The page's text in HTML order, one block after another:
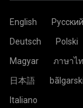
English Русский
Deutsch
Polski
Magyar
ภาษาไ
日本語
bãlgarski
Italiano